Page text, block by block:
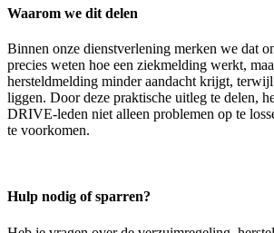
Waarom we dit delen
Binnen onze dienstverlening merken we dat
precies weten hoe een ziekmelding werkt,
hersteldmelding minder aandacht krijgt, terwijl
liggen. Door deze praktische uitleg te delen,
DRIVE‑leden niet alleen problemen op te
te voorkomen.
Hulp nodig of sparren?